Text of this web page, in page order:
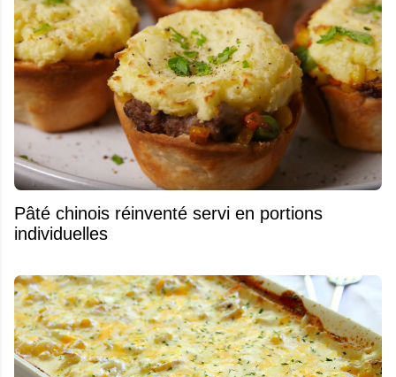
Pâté chinois réinventé servi en portions
individuelles